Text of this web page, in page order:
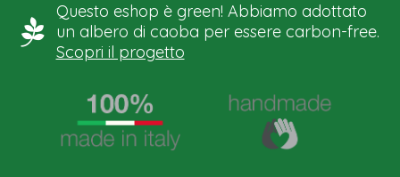
Questo eshop è green! Abbiamo adottato
un albero di caoba per essere carbon-free.
Scopri il progetto